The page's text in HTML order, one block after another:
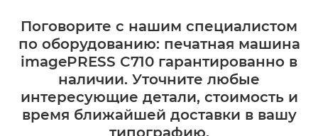
Поговорите с нашим специалистом
по оборудованию: печатная машина
imagePRESS C710 гарантированно в
наличии. Уточните любые
интересующие детали, стоимость и
время ближайшей доставки в вашу